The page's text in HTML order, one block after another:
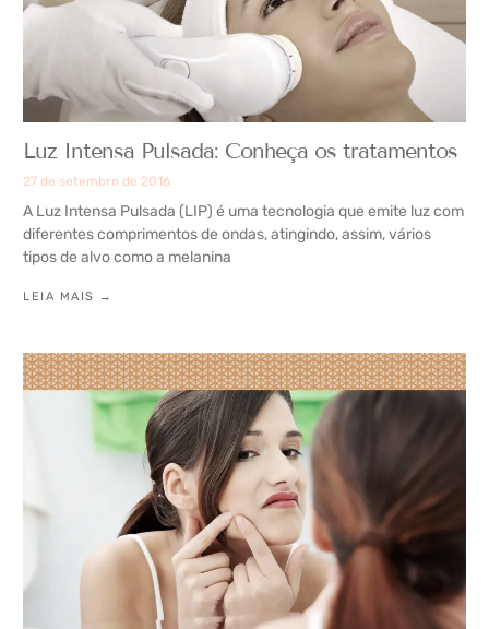
Luz Intensa Pulsada: Conheça os tratamentos
27 de setembro de 2016
A Luz Intensa Pulsada (LIP) é uma tecnologia que emite luz com
diferentes comprimentos de ondas, atingindo, assim, vários
tipos de alvo como a melanina
LEIA MAIS →